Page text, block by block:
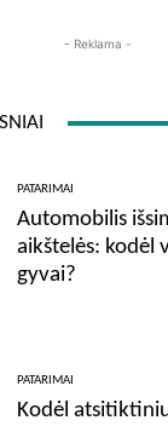
- Reklama -
PATARIMAI
Automobilis
aikštelės: kodėl
gyvai?
PATARIMAI
Kodėl